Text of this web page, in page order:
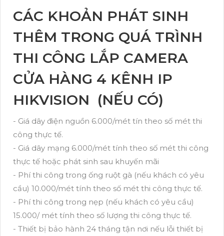
CÁC KHOẢN PHÁT SINH
THÊM TRONG QUÁ TRÌNH
THI CÔNG LẮP CAMERA
CỬA HÀNG 4 KÊNH IP
HIKVISION (NẾU CÓ)
- Giá dây điện nguồn 6.000/mét tín theo số mét thi
công thực tế.
- Giá dây mạng 6.000/mét tính theo số mét thi công
thực tế hoặc phát sinh sau khuyến mãi
- Phí thi công trong ống ruột gà (nếu khách có yêu
cầu) 10.000/mét tính theo số mét thi công thực tế.
- Phí thi công trong nẹp (nếu khách có yêu cầu)
15.000/ mét tính theo số lượng thi công thực tế.
- Thiết bị bảo hành 24 tháng tận nơi nếu lỗi thiết bị